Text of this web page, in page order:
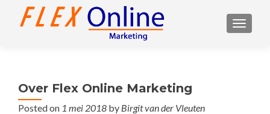
Over Flex Online Marketing
Posted on 1 mei 2018 by Birgit van der Vleuten